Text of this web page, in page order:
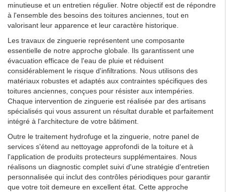
minutieuse et un entretien régulier. Notre objectif est de répondre
à l'ensemble des besoins des toitures anciennes, tout en
valorisant leur apparence et leur caractère historique.
Les travaux de zinguerie représentent une composante
essentielle de notre approche globale. Ils garantissent une
évacuation efficace de l'eau de pluie et réduisent
considérablement le risque d'infiltrations. Nous utilisons des
matériaux robustes et adaptés aux contraintes spécifiques des
toitures anciennes, conçues pour résister aux intempéries.
Chaque intervention de zinguerie est réalisée par des artisans
spécialisés qui vous assurent un résultat durable et parfaitement
intégré à l'architecture de votre bâtiment.
Outre le traitement hydrofuge et la zinguerie, notre panel de
services s'étend au nettoyage approfondi de la toiture et à
l'application de produits protecteurs supplémentaires. Nous
réalisons un diagnostic complet suivi d'une stratégie d'entretien
personnalisée qui inclut des contrôles périodiques pour garantir
que votre toit demeure en excellent état. Cette approche